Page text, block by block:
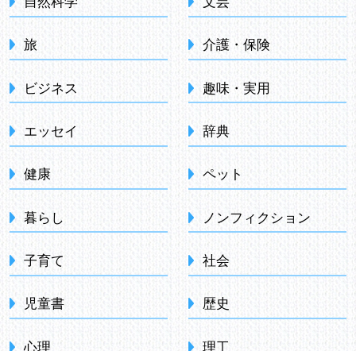
旅
ビジネス
エッセイ
健康
暮らし
子育て
児童書
心理
介護・保険
趣味・実用
辞典
ペット
ノンフィクション
社会
歴史
理工